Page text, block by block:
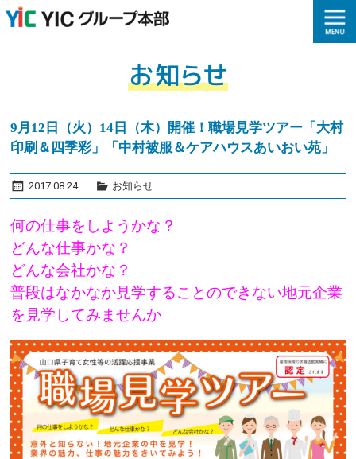
9月12日（火）14日（木）開催！職場見学ツアー「大村
印刷＆四季彩」「中村被服＆ケアハウスあいおい苑」
2017.08.24 お知らせ
何の仕事をしようかな？
どんな仕事かな？
どんな会社かな？
普段はなかなか見学することのできない地元企業
を見学してみませんか